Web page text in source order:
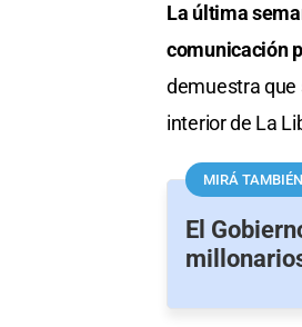
La última
comunicación
demuestra que
interior de La
MIRÁ TAMBIÉN
El